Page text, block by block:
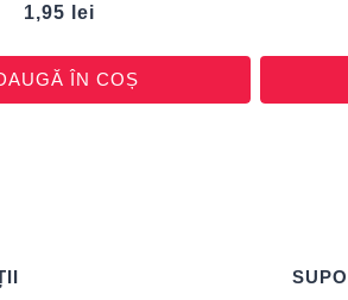
1,95 lei
ÎN COȘ